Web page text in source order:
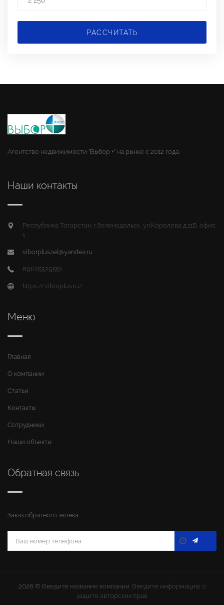
РАССЧИТАТЬ
Агентство недвижимости "Выбор +" на рынке с 2012 года.
Наши контакты
Республика Татарстан, г.Зеленодольск, ул.Королева д.11Б, офис
1
viborpluszel@yandex.ru
89625529551
https://viborplus.ru/
Меню
Главная
О компании
Статьи
Контакты
Сотрудники
Наши объекты
Обратная связь
Заказ обратного звонка
2026 © Введите название компании. Введите информацию о
защите авторских прав